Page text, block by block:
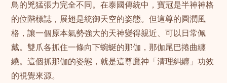
鳥的兇猛張力完全不同。在泰國傳統中，寶冠是半神神格
的位階標誌，展翅是統御天空的姿態。但這尊的圓潤風
格，讓一個原本氣勢強大的天神變得親近、可以日常佩
戴。雙爪各抓住一條向下蜿蜒的那伽，那伽尾巴捲曲纏
繞。這個抓那伽的姿態，就是這尊鷹神「清理糾纏」功效
的視覺來源。